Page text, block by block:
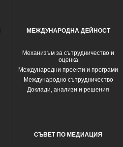
МЕЖДУНАРОДНА ДЕЙНОСТ
Механизъм за сътрудничество и
оценка
Международни проекти и програми
Международно сътрудничество
Доклади, анализи и решения
СЪВЕТ ПО МЕДИАЦИЯ